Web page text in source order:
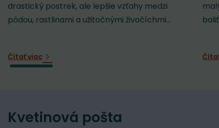
drastický postrek, ale lepšie vzťahy medzi
pôdou, rastlinami a užitočnými živočíchmi...
Čítať viac
Kvetinová pošta